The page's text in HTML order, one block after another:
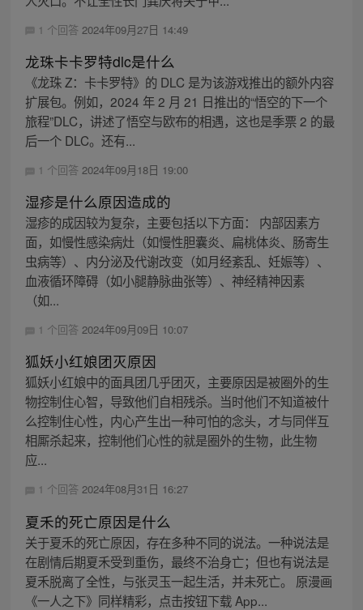
1 个回答 2024年09月27日 14:49
龙珠卡卡罗特dlc是什么
《龙珠 Z：卡卡罗特》的 DLC 是为该游戏推出的额外内容
扩展包。例如，2024 年 2 月 21 日推出的“悟空的下一个
旅程”DLC，讲述了悟空与欧布的相遇，这也是季票 2 的最
后一个 DLC。还有...
1 个回答 2024年09月18日 19:00
湿疹是什么原因造成的
湿疹的成因较为复杂，主要包括以下方面： 内部因素方
面，如慢性感染病灶（如慢性胆囊炎、扁桃体炎、肠寄生
虫病等）、内分泌及代谢改变（如月经紊乱、妊娠等）、
血液循环障碍（如小腿静脉曲张等）、神经精神因素
（如...
1 个回答 2024年09月09日 10:07
狐妖小红娘团灭原因
狐妖小红娘中的面具团几乎团灭，主要原因是被圈外的生
物控制住心智，导致他们自相残杀。当时他们不知道被什
么控制住心性，内心产生出一种可怕的念头，才与同伴互
相厮杀起来，控制他们心性的就是圈外的生物，此生物
应...
1 个回答 2024年08月31日 16:27
夏禾的死亡原因是什么
关于夏禾的死亡原因，存在多种不同的说法。一种说法是
在剧情后期夏禾受到重伤，最终不治身亡；但也有说法是
夏禾脱离了全性，与张灵玉一起生活，并未死亡。 原漫画
《一人之下》同样精彩，点击按钮下载 App...